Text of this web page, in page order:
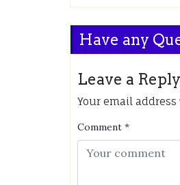
Have any
Leave a Reply
Your email
Comment *